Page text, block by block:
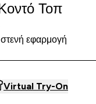
Τοπ
εφαρμογή
Virtual Try-On